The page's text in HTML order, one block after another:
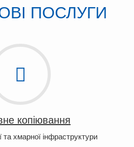
ПОСЛУГИ
копіювання
та хмарної інфраструктури